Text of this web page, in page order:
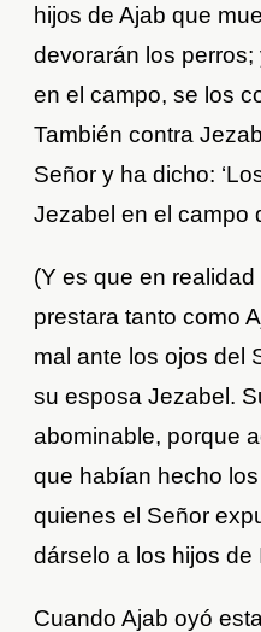
hijos de Ajab que
devorarán los
en el campo, se los
También contra
Señor y ha dicho:
Jezabel en el campo
(Y es que en
prestara tanto como
mal ante los ojos del
su esposa Jezabel.
abominable, porque
que habían hecho
quienes el Señor
dárselo a los hijos de
Cuando Ajab oyó